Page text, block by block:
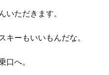
いただきます。
キーもいいもんだな。
口へ。